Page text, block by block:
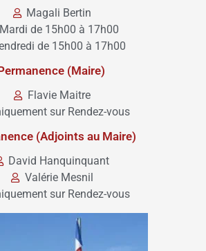
Magali Bertin
Mardi de 15h00 à 17h00
de 15h00 à 17h00
(Maire)
Flavie Maitre
sur Rendez-vous
(Adjoints au Maire)
David Hanquinquant
Valérie Mesnil
sur Rendez-vous